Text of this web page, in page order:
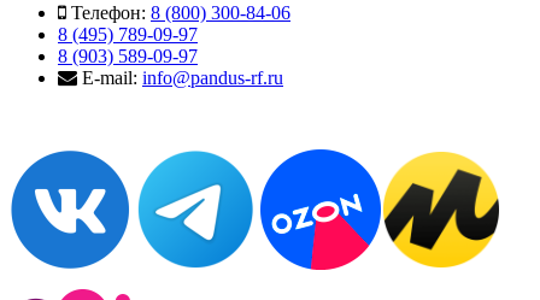
Телефон: 8 (800) 300-84-06
8 (495) 789-09-97
8 (903) 589-09-97
E-mail: info@pandus-rf.ru